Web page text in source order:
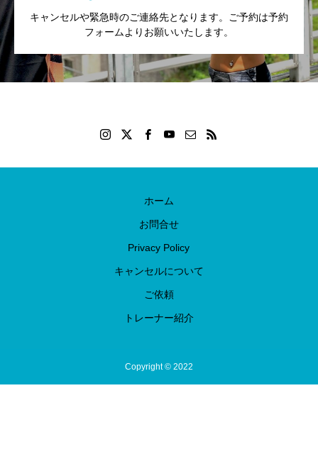
キャンセルや緊急時のご連絡先となります。ご予約は予約
フォームよりお願いいたします。
ホーム
お問合せ
Privacy Policy
キャンセルについて
ご依頼
トレーナー紹介
Copyright © 2022